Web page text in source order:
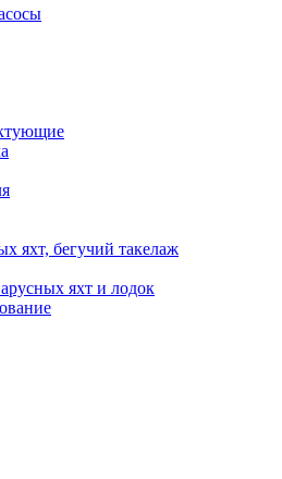
яхт, бегучий такелаж
яхт и лодок